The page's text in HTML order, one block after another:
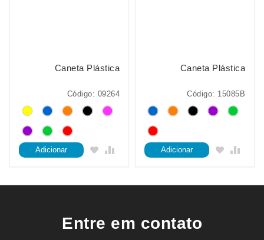
Caneta Plástica
Código: 09264
Adicionar
Caneta Plástica
Código: 15085B
Adicionar
Entre em contato